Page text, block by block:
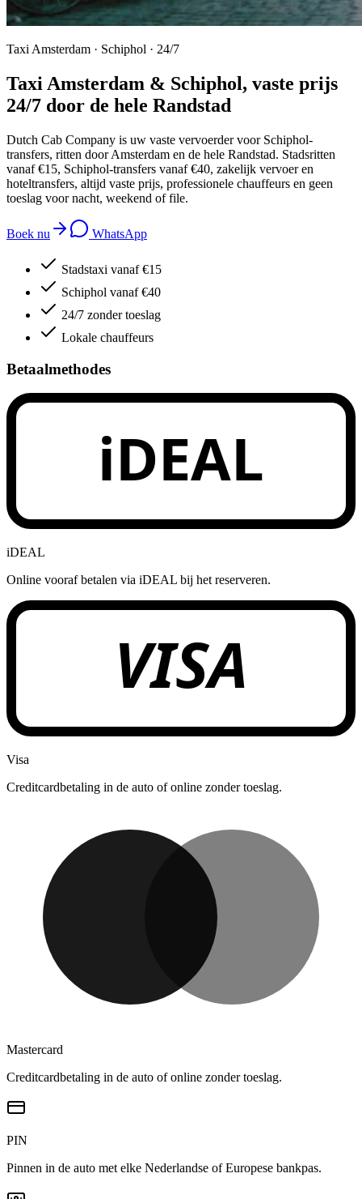
Taxi Amsterdam · Schiphol · 24/7
Taxi Amsterdam & Schiphol, vaste prijs
24/7 door de hele Randstad
Dutch Cab Company is uw vaste vervoerder voor Schiphol-
transfers, ritten door Amsterdam en de hele Randstad. Stadsritten
vanaf €15, Schiphol-transfers vanaf €40, zakelijk vervoer en
hoteltransfers, altijd vaste prijs, professionele chauffeurs en geen
toeslag voor nacht, weekend of file.
Boek nu WhatsApp
Stadstaxi vanaf €15
Schiphol vanaf €40
24/7 zonder toeslag
Lokale chauffeurs
Betaalmethodes
iDEAL
iDEAL
Online vooraf betalen via iDEAL bij het reserveren.
VISA
Visa
Creditcardbetaling in de auto of online zonder toeslag.
Mastercard
Creditcardbetaling in de auto of online zonder toeslag.
PIN
Pinnen in de auto met elke Nederlandse of Europese bankpas.